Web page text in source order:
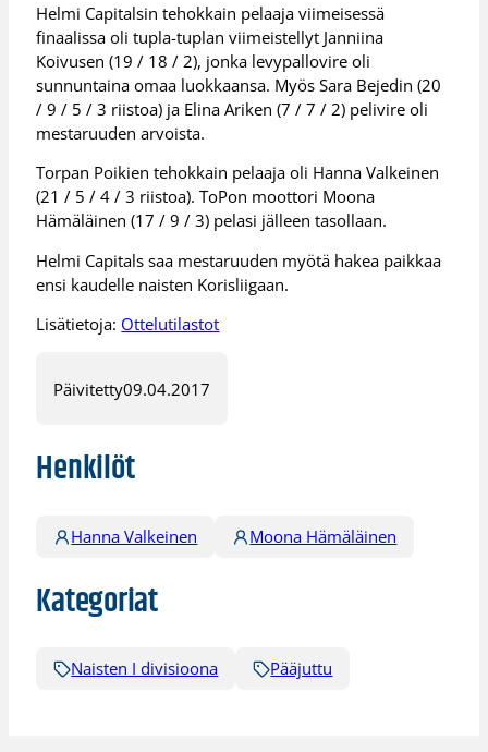
Helmi Capitalsin tehokkain pelaaja viimeisessä
finaalissa oli tupla-tuplan viimeistellyt Janniina
Koivusen (19 / 18 / 2), jonka levypallovire oli
sunnuntaina omaa luokkaansa. Myös Sara Bejedin (20
/ 9 / 5 / 3 riistoa) ja Elina Ariken (7 / 7 / 2) pelivire oli
mestaruuden arvoista.
Torpan Poikien tehokkain pelaaja oli Hanna Valkeinen
(21 / 5 / 4 / 3 riistoa). ToPon moottori Moona
Hämäläinen (17 / 9 / 3) pelasi jälleen tasollaan.
Helmi Capitals saa mestaruuden myötä hakea paikkaa
ensi kaudelle naisten Korisliigaan.
Lisätietoja: Ottelutilastot
Päivitetty09.04.2017
Henkilöt
Hanna Valkeinen Moona Hämäläinen
Kategoriat
Naisten I divisioona Pääjuttu